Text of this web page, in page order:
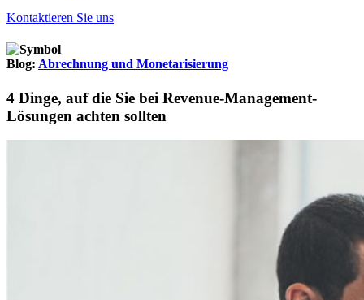
Kontaktieren Sie uns
Blog: Abrechnung und Monetarisierung
4 Dinge, auf die Sie bei Revenue-Management-
Lösungen achten sollten